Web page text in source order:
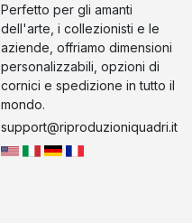
Perfetto per gli amanti
dell'arte, i collezionisti e le
aziende, offriamo dimensioni
personalizzabili, opzioni di
cornici e spedizione in tutto il
mondo.
support@riproduzioniquadri.it